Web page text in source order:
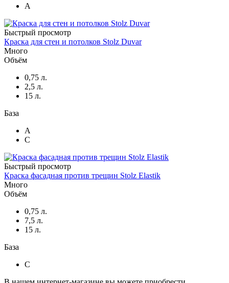
A
Быстрый просмотр
Краска для стен и потолков Stolz Duvar
Много
Объём
0,75 л.
2,5 л.
15 л.
База
A
C
Быстрый просмотр
Краска фасадная против трещин Stolz Elastik
Много
Объём
0,75 л.
7,5 л.
15 л.
База
C